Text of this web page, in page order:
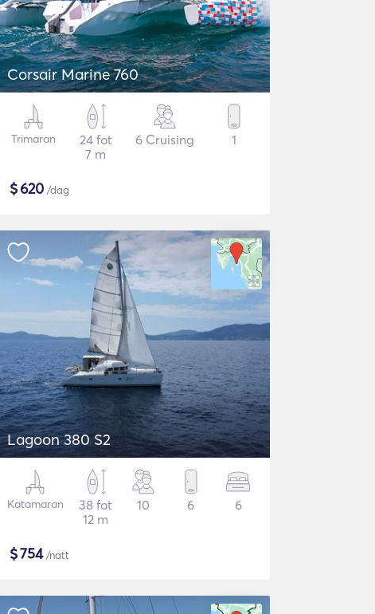
Corsair Marine 760
Trimaran
24 fot
7 m
6 Cruising 1
$620 /dag
Lagoon 380 S2
Katamaran
38 fot
12 m
10 6 6
$754/natt